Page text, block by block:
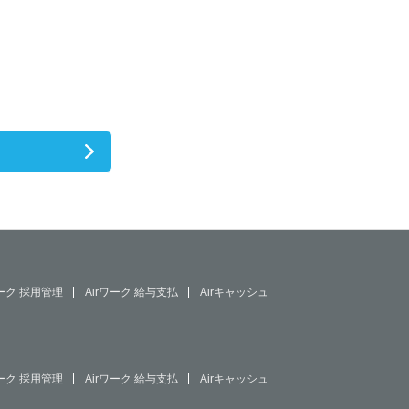
ク 採用管理 Airワーク 給与支払
Airキャッシュ
ク 採用管理 Airワーク 給与支払
Airキャッシュ